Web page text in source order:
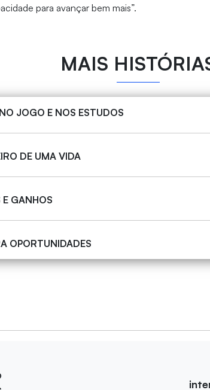
para avançar bem mais”.
MAIS
JOGO E NOS ESTUDOS
DE UMA VIDA
E GANHOS
OPORTUNIDADES